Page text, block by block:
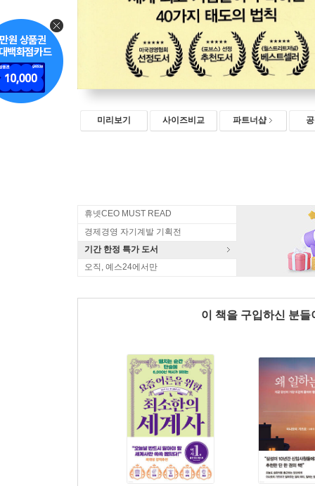
미리보기 사이즈비교 파트너샵
휴넷CEO MUST READ
경제경영 자기계발 기획전
기간 한정 특가 도서
오직, 예스24에서만
이 책을 구입하신 분